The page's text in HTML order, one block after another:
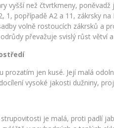
vyšší než čtvrtkmeny,
1, popřípadě A2 a 11, zákrsky
volně rostoucích zákrsků a
převažuje svislý růst větví
prozatím jen kusé. Její malá
vysoké jakosti dužniny,
je malá, proti padlí